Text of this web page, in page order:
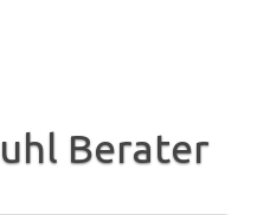
Berater